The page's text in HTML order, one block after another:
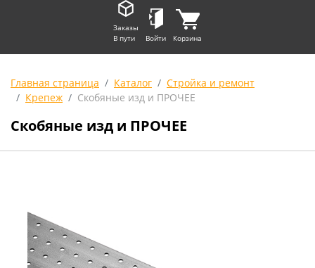
Заказы
В пути
Войти Корзина
Главная страница Каталог
Стройка и ремонт
Крепеж
Скобяные изд и ПРОЧЕЕ
Скобяные изд и ПРОЧЕЕ